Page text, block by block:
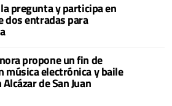
pregunta y participa en
dos entradas para
propone un fin de
música electrónica y baile
de San Juan